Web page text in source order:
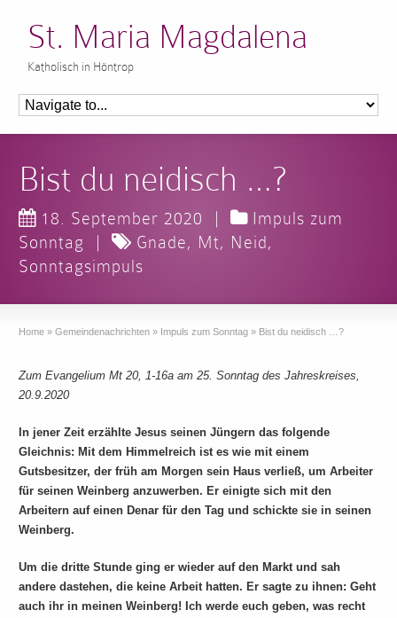
St. Maria Magdalena
Katholisch in Höntrop
Bist du neidisch …?
18. September 2020 |
Impuls zum
Sonntag
| Gnade, Mt, Neid,
Sonntagsimpuls
Home » Gemeindenachrichten » Impuls zum Sonntag » Bist du neidisch …?
Zum Evangelium Mt 20, 1-16a am 25. Sonntag des Jahreskreises,
20.9.2020
In jener Zeit erzählte Jesus seinen Jüngern das folgende
Gleichnis: Mit dem Himmelreich ist es wie mit einem
Gutsbesitzer, der früh am Morgen sein Haus verließ, um Arbeiter
für seinen Weinberg anzuwerben. Er einigte sich mit den
Arbeitern auf einen Denar für den Tag und schickte sie in seinen
Weinberg.
Um die dritte Stunde ging er wieder auf den Markt und sah
andere dastehen, die keine Arbeit hatten. Er sagte zu ihnen: Geht
auch ihr in meinen Weinberg! Ich werde euch geben, was recht